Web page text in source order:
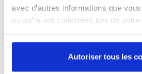
avec d'autres informations que
ou qu'ils ont collectées lors de
Autoriser tous les